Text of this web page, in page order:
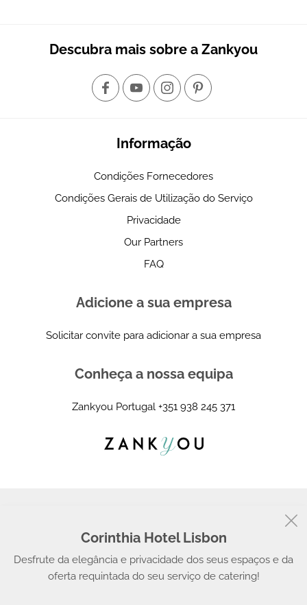
Corinthia Hotel Lisbon
Desfrute da elegância e privacidade dos seus espaços e da
oferta requintada do seu serviço de catering!
Descubra mais sobre a Zankyou
Informação
Condições Fornecedores
Condições Gerais de Utilização do Serviço
Privacidade
Our Partners
FAQ
Adicione a sua empresa
Solicitar convite para adicionar a sua empresa
Conheça a nossa equipa
Zankyou Portugal +351 938 245 371
© 2008 - 2026, Zankyou